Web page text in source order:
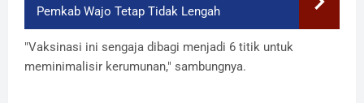
Pemkab Wajo Tetap Tidak Lengah
"Vaksinasi ini sengaja dibagi menjadi 6 titik untuk
meminimalisir kerumunan," sambungnya.